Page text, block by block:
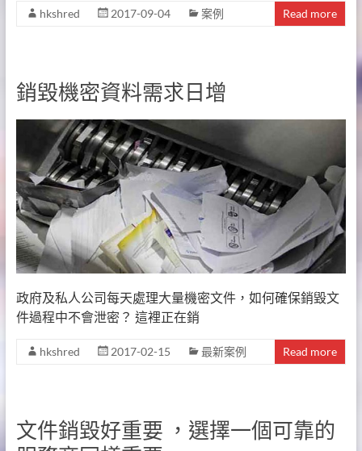
hkshred 2017-09-04 案例 Read more
銷毀機密資料需求日增
政府及私人公司每天處理大量機密文件，如何確保銷毀文
件過程中不會泄密？ 這裡正在銷
hkshred 2017-02-15 最新案例 Read more
文件銷毀好重要 ，選擇一個可靠的